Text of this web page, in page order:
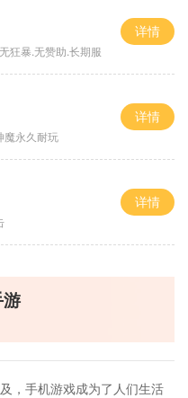
狂暴.无赞助.长期服
详情
魔永久耐玩
详情
详情
，手机游戏成为了人们生活